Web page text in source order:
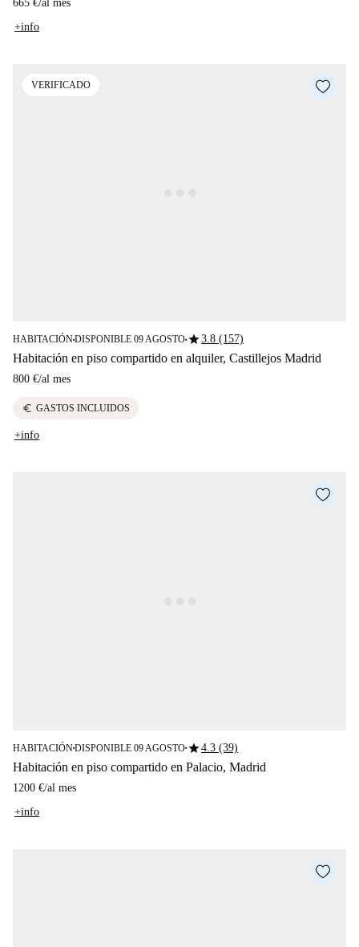
665 €/al mes
+info
VERIFICADO
HABITACIÓN■DISPONIBLE 09 AGOSTO■star3.8 (157)
Habitación en piso compartido en alquiler, Castillejos Madrid
800 €/al mes
euro GASTOS INCLUIDOS
+info
HABITACIÓN■DISPONIBLE 09 AGOSTO■star4.3 (39)
Habitación en piso compartido en Palacio, Madrid
1200 €/al mes
+info